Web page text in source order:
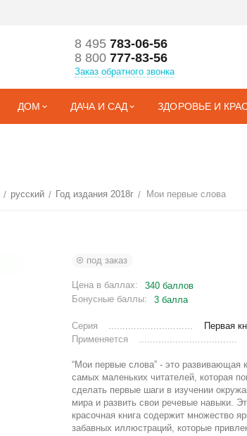
8 495783-06-56
8 800777-83-56
Заказ обратного звонка
ДОМ ДАЧА И САД ЗДОРОВЬЕ И
/ русский / Год издания 2018г / Мои первые слова
под заказ
Цена в баллах:
340 баллов
Бонусные баллы:
3 балла
Серия
Первая
Применяется
“Мои первые слова” - это развивающая
самых маленьких читателей, которая
сделать первые шаги в изучении
мира и развить свои речевые навыки.
красочная книга содержит множество
забавных иллюстраций, которые